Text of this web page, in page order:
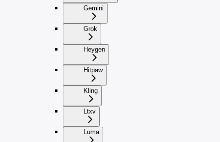
Gemini
Grok
Heygen
Hitpaw
Kling
Ltxv
Luma